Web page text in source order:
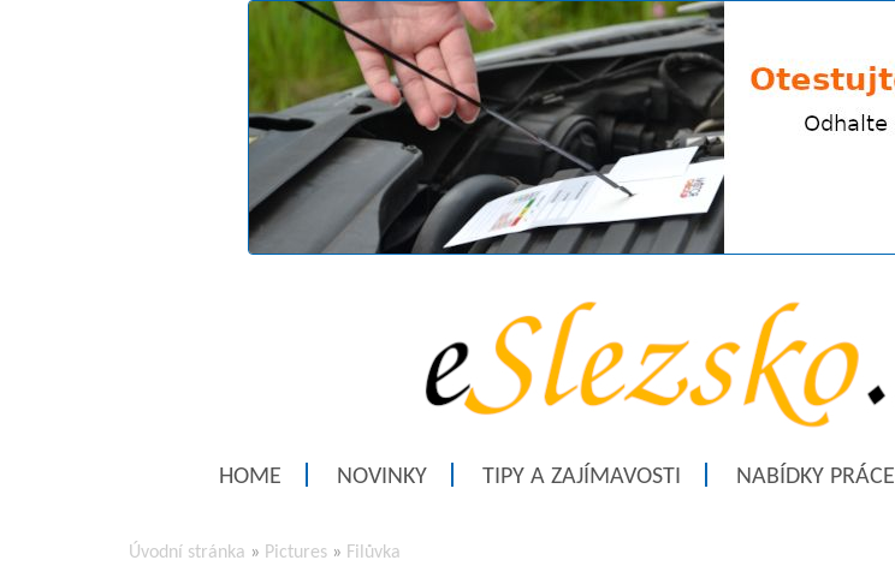
HOME NOVINKY TIPY A ZAJÍMAVOSTI NABÍDKY PRÁCE
Úvodní stránka » Pictures » Filůvka